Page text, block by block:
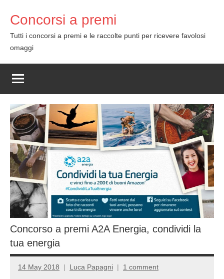
content
Concorsi a premi
Tutti i concorsi a premi e le raccolte punti per ricevere favolosi
omaggi
Concorso a premi A2A Energia, condividi la
tua energia
14 May 2018 Luca Papagni 1 comment